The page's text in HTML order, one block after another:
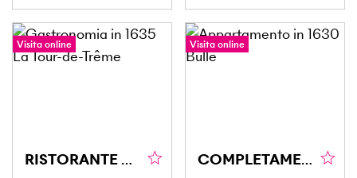
Visita online
RISTORANTE CALDO E SPAZIOSO
Visita online
COMPLETAMENTE RINNOVATO